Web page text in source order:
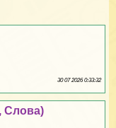
30 07 2026 0:33:32
Слова)